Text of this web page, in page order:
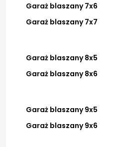
Garaż blaszany 7x6
Garaż blaszany 7x7
Garaż blaszany 8x5
Garaż blaszany 8x6
Garaż blaszany 9x5
Garaż blaszany 9x6